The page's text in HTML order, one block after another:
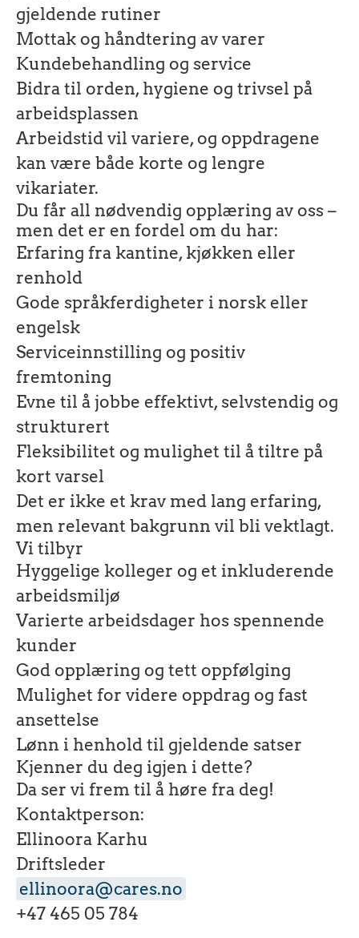
gjeldende rutiner
Mottak og håndtering av varer
Kundebehandling og service
Bidra til orden, hygiene og trivsel på
arbeidsplassen
Arbeidstid vil variere, og oppdragene
kan være både korte og lengre
vikariater.
Du får all nødvendig opplæring av oss –
men det er en fordel om du har:
Erfaring fra kantine, kjøkken eller
renhold
Gode språkferdigheter i norsk eller
engelsk
Serviceinnstilling og positiv
fremtoning
Evne til å jobbe effektivt, selvstendig og
strukturert
Fleksibilitet og mulighet til å tiltre på
kort varsel
Det er ikke et krav med lang erfaring,
men relevant bakgrunn vil bli vektlagt.
Vi tilbyr
Hyggelige kolleger og et inkluderende
arbeidsmiljø
Varierte arbeidsdager hos spennende
kunder
God opplæring og tett oppfølging
Mulighet for videre oppdrag og fast
ansettelse
Lønn i henhold til gjeldende satser
Kjenner du deg igjen i dette?
Da ser vi frem til å høre fra deg!
Kontaktperson:
Ellinoora Karhu
Driftsleder
ellinoora@cares.no
+47 465 05 784